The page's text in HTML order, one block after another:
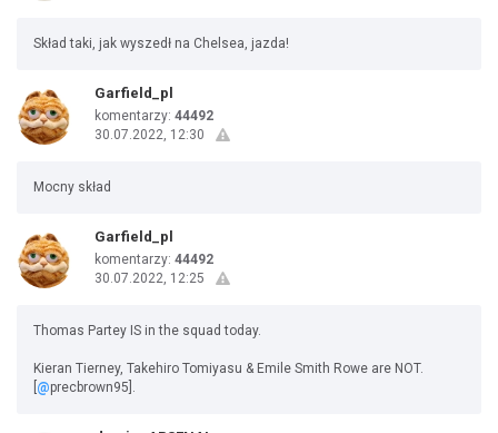
Skład taki, jak wyszedł na Chelsea, jazda!
Garfield_pl
komentarzy: 44492
30.07.2022, 12:30
Mocny skład
Garfield_pl
komentarzy: 44492
30.07.2022, 12:25
Thomas Partey IS in the squad today.
Kieran Tierney, Takehiro Tomiyasu & Emile Smith Rowe are NOT.
@precbrown95].